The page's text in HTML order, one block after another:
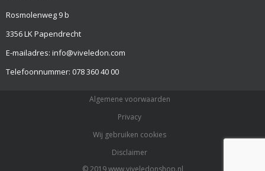
Rosmolenweg 9 b
3356 LK Papendrecht
E-mailadres: info@viveledon.com
Telefoonnummer: 078 360 40 00
Algemene voorwaarden
Privacy
Wij gebruiken cookies
Disclaimer
© 2019 www.viveledonshop.nl